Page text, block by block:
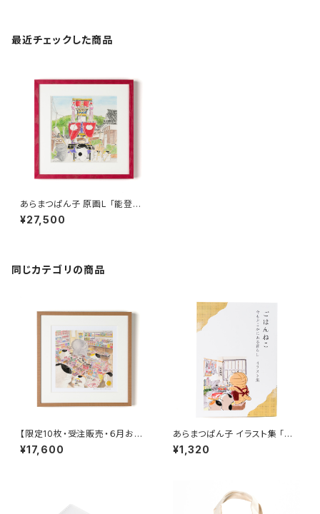
最近チェックした商品
あらまつぱん子 原画L 「能登シ
リーズ・能登キリコ祭り」額装込
み
¥27,500
同じカテゴリの商品
【限定10枚・受注販売・６月お届
け】あらまつぱん子 複製原画
「駄菓子屋さん」額装・直筆サイ
¥17,600
あらまつぱん子 イラスト集 「ご
はんねこ ～今もどこかにある暮
らし～」
¥1,320